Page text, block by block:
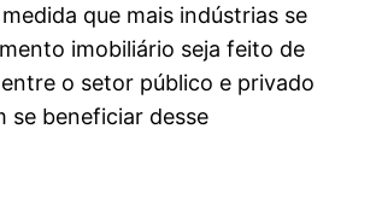
que mais indústrias se
imobiliário seja feito de
o setor público e privado
se beneficiar desse